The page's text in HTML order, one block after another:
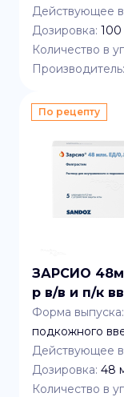
Действующее
Дозировка: 100
Количество в
Производитель:
По рецепту
ЗАРСИО
р в/в и п/к
Форма выпуска:
подкожного
Действующее
Дозировка: 48
Количество в